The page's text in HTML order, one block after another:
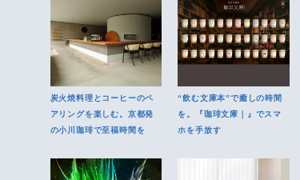
炭火焼料理とコーヒーのペ
アリングを楽しむ。京都発
の小川珈琲で至福時間を
“飲む文庫本”で癒しの時間
を。『珈琲文庫｜』でスマ
ホを手放す